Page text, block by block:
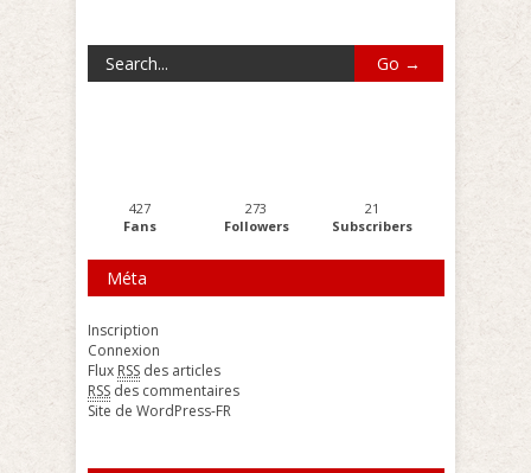
427
Fans
273
Followers
21
Subscribers
Méta
Inscription
Connexion
Flux RSS des articles
RSS des commentaires
Site de WordPress-FR